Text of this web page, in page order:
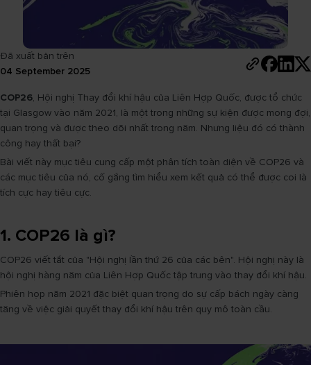
Đã xuất bản trên
04 September 2025
COP26, Hội nghị Thay đổi khí hậu của Liên Hợp Quốc, được tổ chức
tại Glasgow vào năm 2021, là một trong những sự kiện được mong đợi,
quan trọng và được theo dõi nhất trong năm. Nhưng liệu đó có thành
công hay thất bại?
Bài viết này mục tiêu cung cấp một phân tích toàn diện về COP26 và
các mục tiêu của nó, cố gắng tìm hiểu xem kết quả có thể được coi là
tích cực hay tiêu cực.
1. COP26 là gì?
COP26 viết tắt của "Hội nghị lần thứ 26 của các bên". Hội nghị này là
hội nghị hàng năm của Liên Hợp Quốc tập trung vào thay đổi khí hậu.
Phiên họp năm 2021 đặc biệt quan trọng do sự cấp bách ngày càng
tăng về việc giải quyết thay đổi khí hậu trên quy mô toàn cầu.